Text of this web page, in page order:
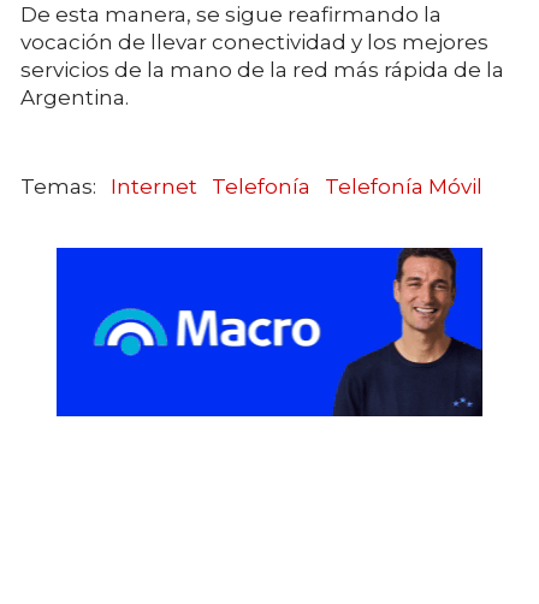
De esta manera, se sigue reafirmando la
vocación de llevar conectividad y los mejores
servicios de la mano de la red más rápida de la
Argentina.
Internet Telefonía Telefonía Móvil